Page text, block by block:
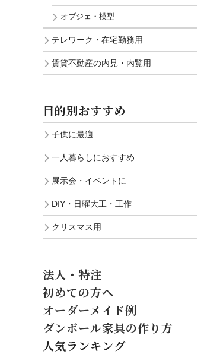
オブジェ・模型
テレワーク・在宅勤務用
賃貸不動産の内見・内覧用
目的別おすすめ
子供に最適
一人暮らしにおすすめ
展示会・イベントに
DIY・日曜大工・工作
クリスマス用
法人・特注
初めての方へ
オーダーメイド例
ダンボール家具の作り方
人気ランキング